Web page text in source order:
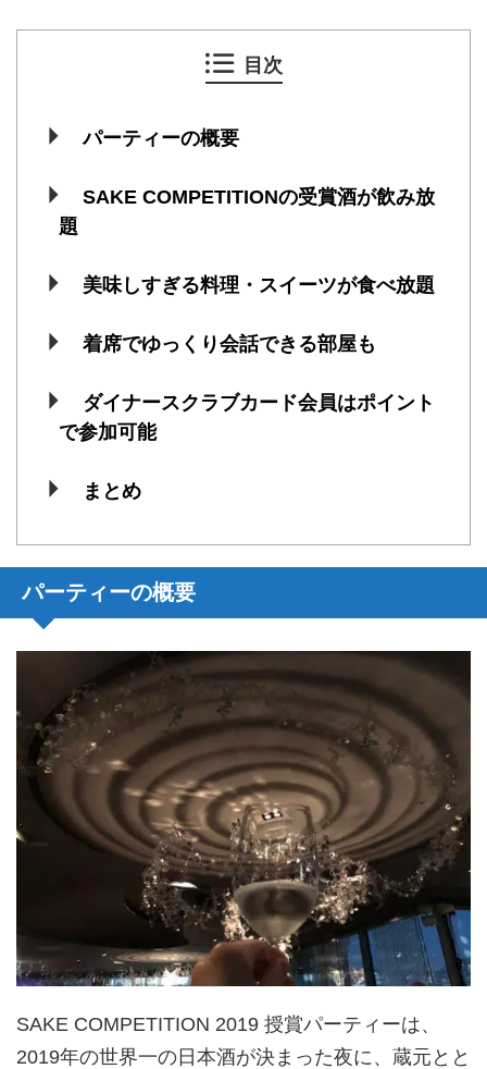
目次
パーティーの概要
SAKE COMPETITIONの受賞酒が飲み放
題
美味しすぎる料理・スイーツが食べ放題
着席でゆっくり会話できる部屋も
ダイナースクラブカード会員はポイント
で参加可能
まとめ
パーティーの概要
SAKE COMPETITION 2019 授賞パーティーは、
2019年の世界一の日本酒が決まった夜に、蔵元とと